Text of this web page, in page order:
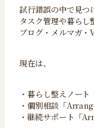
試行錯誤の中で見つ
タスク管理や暮らし
ブログ・メルマガ・
現在は、
・暮らし整えノー
・個別相談「
・継続サポート「